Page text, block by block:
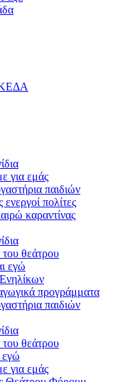
ΚΕΔΑ
για εμάς
παιδιών
πολίτες
καραντίνας
θεάτρου
εγώ
προγράμματα
παιδιών
θεάτρου
εγώ
για εμάς